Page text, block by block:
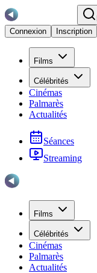
Connexion
Inscription
Films
Célébrités
Cinémas
Palmarès
Actualités
Séances
Streaming
Films
Célébrités
Cinémas
Palmarès
Actualités